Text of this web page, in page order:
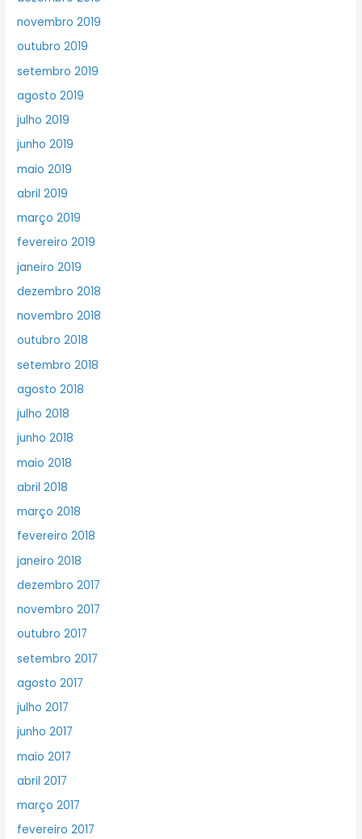
novembro 2019
outubro 2019
setembro 2019
agosto 2019
julho 2019
junho 2019
maio 2019
abril 2019
março 2019
fevereiro 2019
janeiro 2019
dezembro 2018
novembro 2018
outubro 2018
setembro 2018
agosto 2018
julho 2018
junho 2018
maio 2018
abril 2018
março 2018
fevereiro 2018
janeiro 2018
dezembro 2017
novembro 2017
outubro 2017
setembro 2017
agosto 2017
julho 2017
junho 2017
maio 2017
abril 2017
março 2017
fevereiro 2017